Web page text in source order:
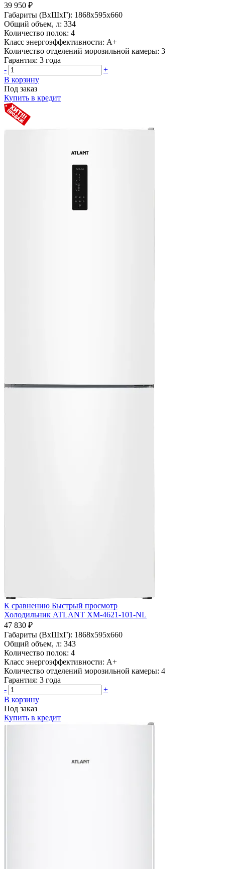
39 950 ₽
Габариты (ВхШхГ): 1868х595х660
Общий объем, л: 334
Количество полок: 4
Класс энергоэффективности: A+
Количество отделений морозильной камеры: 3
Гарантия: 3 года
-
+
В корзину
Под заказ
Купить в кредит
К сравнению Быстрый просмотр
Холодильник ATLANT ХМ-4621-101-NL
47 830 ₽
Габариты (ВхШхГ): 1868х595х660
Общий объем, л: 343
Количество полок: 4
Класс энергоэффективности: A+
Количество отделений морозильной камеры: 4
Гарантия: 3 года
-
+
В корзину
Под заказ
Купить в кредит